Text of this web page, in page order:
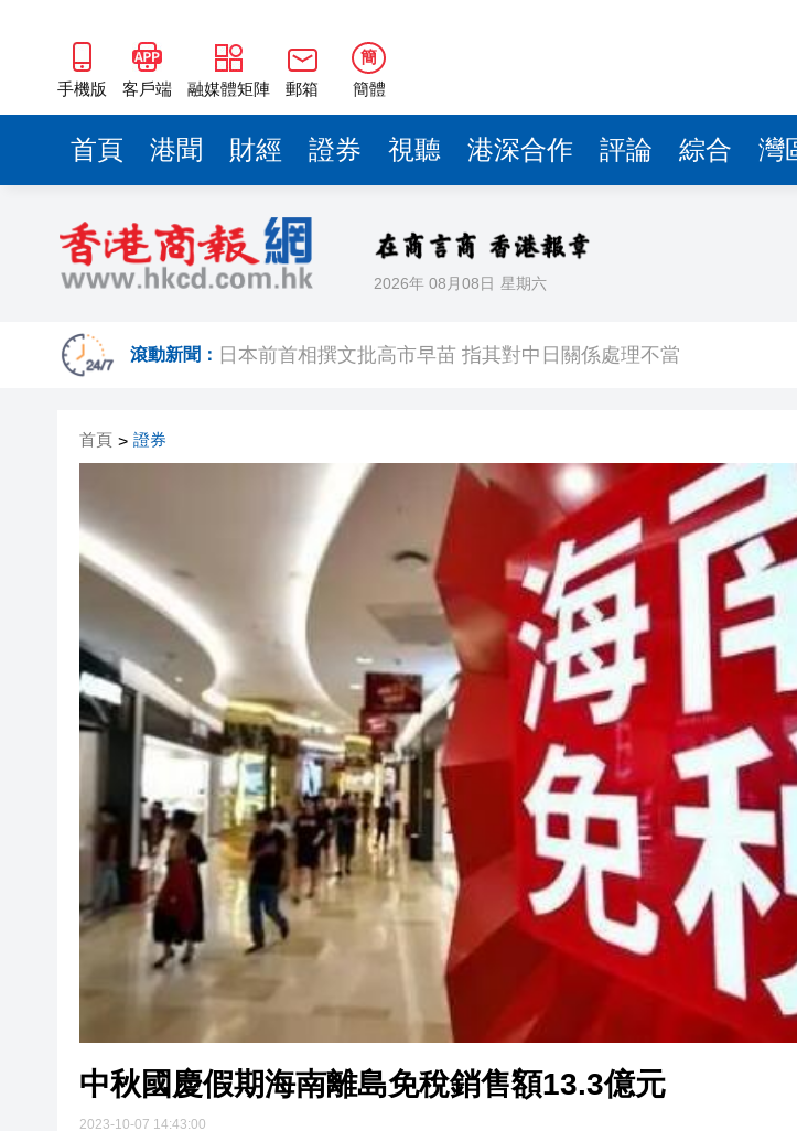
手機版 客戶端 融媒體矩陣 郵箱
簡
簡體
首頁 港聞 財經 證券 視聽 港深合作 評論 綜合 灣
2026年 08月08日 星期六
滾動新聞： 日本前首相撰文批高市早苗 指其對中日關係處理不當
超萬名「嘗鮮客」赴河源萬綠湖，在湖光山色間大飽「口福+眼福
央媒省媒灣區媒體採風團走進河源
107支隊伍，持續5日，中國合唱協會第19屆合唱節在中山啟幕
吳可畏：用「五字訣」與「三種美」破譯合唱音色密碼
首頁 > 證券
中秋國慶假期海南離島免稅銷售額13.3億元
2023-10-07 14:43:00